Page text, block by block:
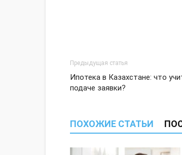
Предыдущая статья
Ипотека в Казахстане: что
подаче заявки?
ПОХОЖИЕ СТАТЬИ